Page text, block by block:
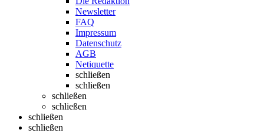
Newsletter
FAQ
Impressum
Datenschutz
AGB
Netiquette
schließen
schließen
schließen
schließen
schließen
schließen